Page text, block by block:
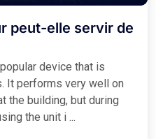
peut-elle servir de
device that is
It performs very well on
the building, but during
the unit i ...